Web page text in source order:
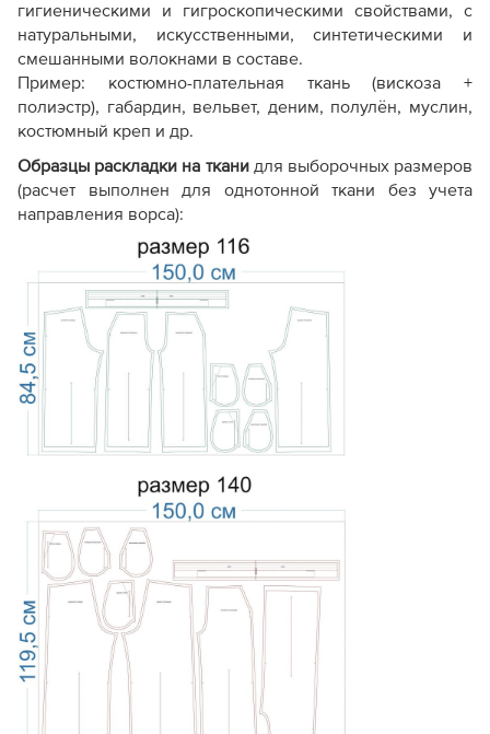
гигиеническими и гигроскопическими свойствами, с
натуральными, искусственными, синтетическими и
смешанными волокнами в составе.
Пример: костюмно-плательная ткань (вискоза +
полиэстр), габардин, вельвет, деним, полулён, муслин,
костюмный креп и др.
Образцы раскладки на ткани для выборочных размеров
(расчет выполнен для однотонной ткани без учета
направления ворса):